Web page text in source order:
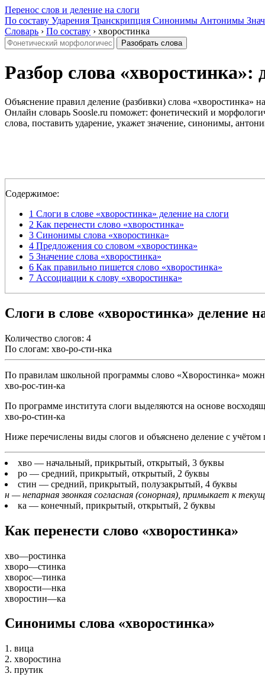
Перенос слов и деление на слоги
По составу Ударения Транскрипция Синонимы Антонимы
Словарь › По составу › хворостинка
Разобрать слова
Разбор слова «хворостинка»:
Объяснение правил деление (разбивки) слова «хворостинка»
Онлайн словарь Soosle.ru поможет: фонетический и
слова, поставить ударение, укажет значение, синонимы,
Содержимое:
1 Слоги в слове «хворостинка» деление на слоги
2 Как перенести слово «хворостинка»
3 Синонимы слова «хворостинка»
4 Предложения со словом «хворостинка»
5 Значение слова «хворостинка»
6 Как правильно пишется слово «хворостинка»
7 Ассоциации к слову «хворостинка»
Слоги в слове «хворостинка» деление
Количество слогов: 4
По слогам: хво-ро-сти-нка
По правилам школьной программы слово «Хворостинка»
хво-рос-тин-ка
По программе института слоги выделяются на основе
хво-ро-стин-ка
Ниже перечислены виды слогов и объяснено деление с
хво — начальный, прикрытый, открытый, 3 буквы
ро — средний, прикрытый, открытый, 2 буквы
стин — средний, прикрытый, полузакрытый, 4 буквы
н — непарная звонкая согласная (сонорная), примыкает к
ка — конечный, прикрытый, открытый, 2 буквы
Как перенести слово «хворостинка»
хво—ростинка
хворо—стинка
хворос—тинка
хворости—нка
хворостин—ка
Синонимы слова «хворостинка»
1. вица
2. хворостина
3. прутик